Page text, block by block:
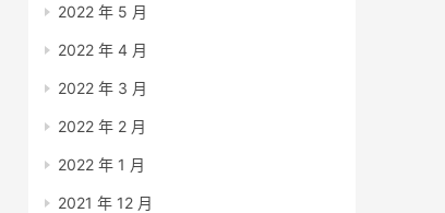
2022 年 5 月
2022 年 4 月
2022 年 3 月
2022 年 2 月
2022 年 1 月
2021 年 12 月